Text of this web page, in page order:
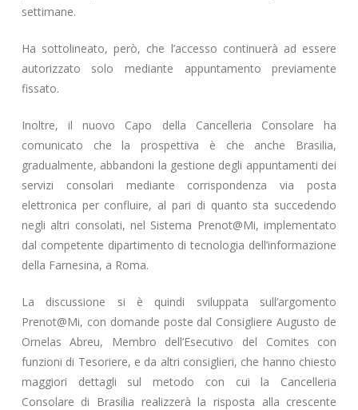
settimane.
Ha sottolineato, però, che l’accesso continuerà ad essere
autorizzato solo mediante appuntamento previamente
fissato.
Inoltre, il nuovo Capo della Cancelleria Consolare ha
comunicato che la prospettiva è che anche Brasilia,
gradualmente, abbandoni la gestione degli appuntamenti dei
servizi consolari mediante corrispondenza via posta
elettronica per confluire, al pari di quanto sta succedendo
negli altri consolati, nel Sistema Prenot@Mi, implementato
dal competente dipartimento di tecnologia dell’informazione
della Farnesina, a Roma.
La discussione si è quindi sviluppata sull’argomento
Prenot@Mi, con domande poste dal Consigliere Augusto de
Ornelas Abreu, Membro dell’Esecutivo del Comites con
funzioni di Tesoriere, e da altri consiglieri, che hanno chiesto
maggiori dettagli sul metodo con cui la Cancelleria
Consolare di Brasilia realizzerà la risposta alla crescente